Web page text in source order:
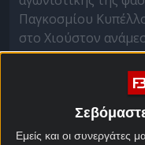
Εμείς και οι συνεργάτες
Παγκοσμίου
στο Χιούστον
Ουζμπεκιστάν.
κρίνει πάρα πολλά
μίας εκ των δύο